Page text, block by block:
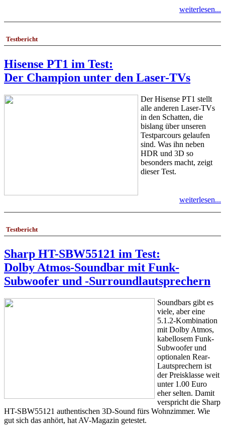
weiterlesen...
Testbericht
Hisense PT1 im Test:
Der Champion unter den Laser-TVs
Der Hisense PT1 stellt
alle anderen Laser-TVs
in den Schatten, die
bislang über unseren
Testparcours gelaufen
sind. Was ihn neben
HDR und 3D so
besonders macht, zeigt
dieser Test.
weiterlesen...
Testbericht
Sharp HT-SBW55121 im Test:
Dolby Atmos-Soundbar mit Funk-
Subwoofer und -Surroundlautsprechern
Soundbars gibt es
viele, aber eine
5.1.2-Kombination
mit Dolby Atmos,
kabellosem Funk-
Subwoofer und
optionalen Rear-
Lautsprechern ist
der Preisklasse weit
unter 1.00 Euro
eher selten. Damit
verspricht die Sharp
HT-SBW55121 authentischen 3D-Sound fürs Wohnzimmer. Wie
gut sich das anhört, hat AV-Magazin getestet.